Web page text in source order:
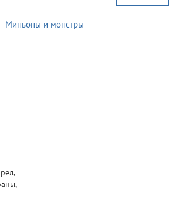
Миньоны и монстры